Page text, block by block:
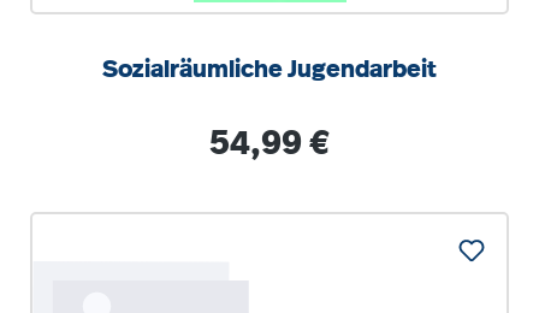
Sozialräumliche Jugendarbeit
Regulärer Preis:
54,99 €